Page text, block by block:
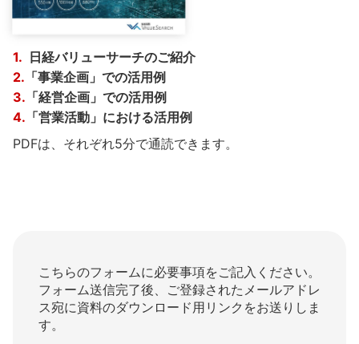
1. 日経バリューサーチのご紹介
2. 「事業企画」での活用例
3. 「経営企画」での活用例
4. 「営業活動」における活用例
PDFは、それぞれ5分で通読できます。
こちらのフォームに必要事項をご記入ください。
フォーム送信完了後、ご登録されたメールアドレ
ス宛に資料のダウンロード用リンクをお送りしま
す。